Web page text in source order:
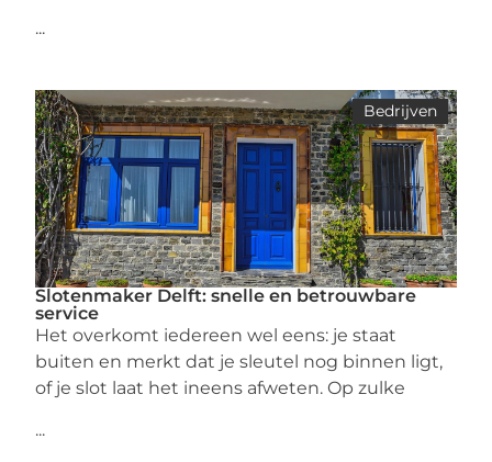
...
Bedrijven
Slotenmaker Delft: snelle en betrouwbare
service
Het overkomt iedereen wel eens: je staat
buiten en merkt dat je sleutel nog binnen ligt,
of je slot laat het ineens afweten. Op zulke
...